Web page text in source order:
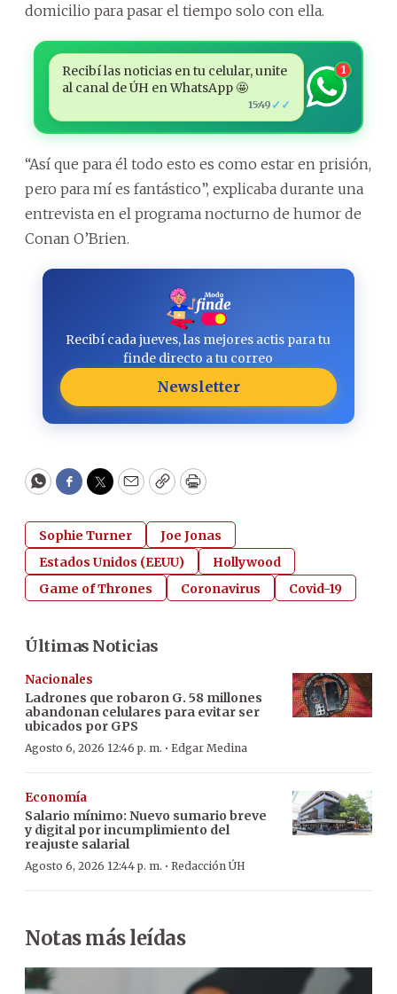
domicilio para pasar el tiempo solo con ella.
Recibí las noticias en tu celular, unite
al canal de ÚH en WhatsApp 🤩
15:49 ✓✓
1
“Así que para él todo esto es como estar en prisión,
pero para mí es fantástico”, explicaba durante una
entrevista en el programa nocturno de humor de
Conan O’Brien.
Recibí cada jueves, las mejores actis para tu
finde directo a tu correo
Newsletter
WhatsApp
Facebook
Twitter
EmailCopyPrint
Sophie Turner
Joe Jonas
Estados Unidos (EEUU)
Hollywood
Game of Thrones
Coronavirus Covid-19
Últimas Noticias
Nacionales
Ladrones que robaron G. 58 millones
abandonan celulares para evitar ser
ubicados por GPS
Agosto 6, 2026 12:46 p. m. · Edgar Medina
Economía
Salario mínimo: Nuevo sumario breve
y digital por incumplimiento del
reajuste salarial
Agosto 6, 2026 12:44 p. m. · Redacción ÚH
Notas más leídas